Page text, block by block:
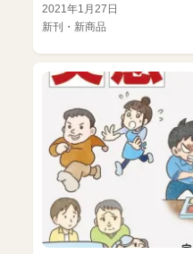
2021年1月27日
新刊・新商品